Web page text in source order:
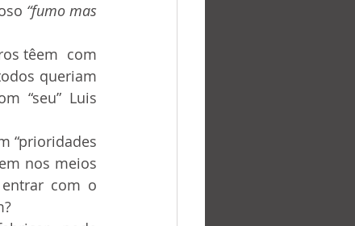
“fumo mas
queriam
“seu” Luis
nos meios
com o